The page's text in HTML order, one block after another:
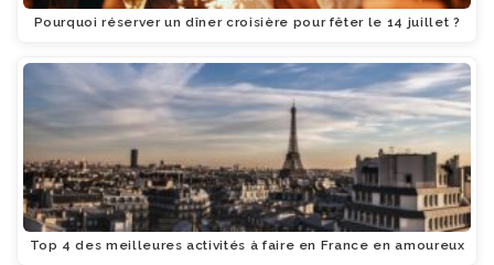
Pourquoi réserver un dîner croisière pour fêter le 14 juillet ?
Top 4 des meilleures activités à faire en France en amoureux